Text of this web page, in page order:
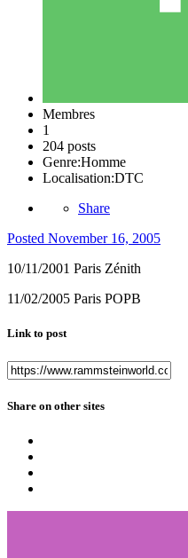
Membres
1
204 posts
Genre:Homme
Localisation:DTC
Share
Posted November 16, 2005
10/11/2001 Paris Zénith
11/02/2005 Paris POPB
Link to post
Share on other sites